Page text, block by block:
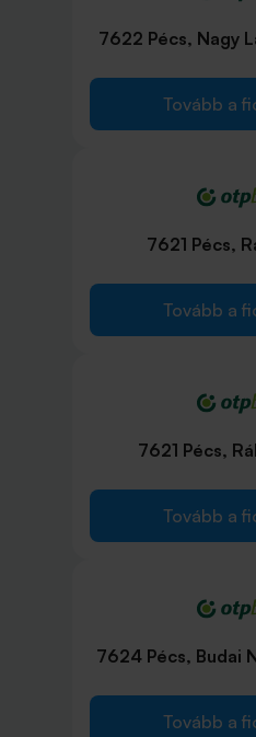
7622 Pécs, Nagy
Tovább a
7621 Pécs,
Tovább a
7621 Pécs,
Tovább a
7624 Pécs, Budai
Tovább a